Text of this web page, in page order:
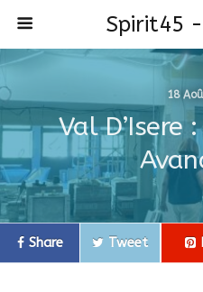
Spirit45
18
Val D’Isere
Share Tweet